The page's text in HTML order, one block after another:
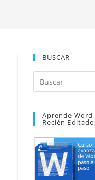
BUSCAR
Aprende Word
Recién